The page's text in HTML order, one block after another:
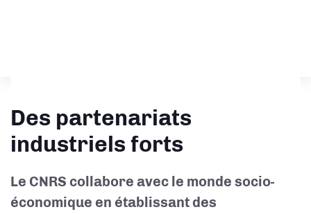
Des partenariats
industriels forts
Le CNRS collabore avec le monde socio-
économique en établissant des